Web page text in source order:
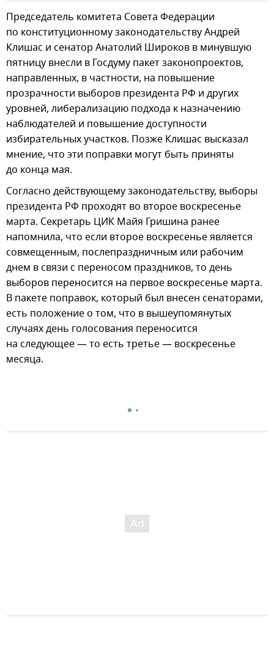
Председатель комитета Совета Федерации
по конституционному законодательству Андрей
Клишас и сенатор Анатолий Широков в минувшую
пятницу внесли в Госдуму пакет законопроектов,
направленных, в частности, на повышение
прозрачности выборов президента РФ и других
уровней, либерализацию подхода к назначению
наблюдателей и повышение доступности
избирательных участков. Позже Клишас высказал
мнение, что эти поправки могут быть приняты
до конца мая.
Согласно действующему законодательству, выборы
президента РФ проходят во второе воскресенье
марта. Секретарь ЦИК Майя Гришина ранее
напомнила, что если второе воскресенье является
совмещенным, послепраздничным или рабочим
днем в связи с переносом праздников, то день
выборов переносится на первое воскресенье марта.
В пакете поправок, который был внесен сенаторами,
есть положение о том, что в вышеупомянутых
случаях день голосования переносится
на следующее — то есть третье — воскресенье
месяца.